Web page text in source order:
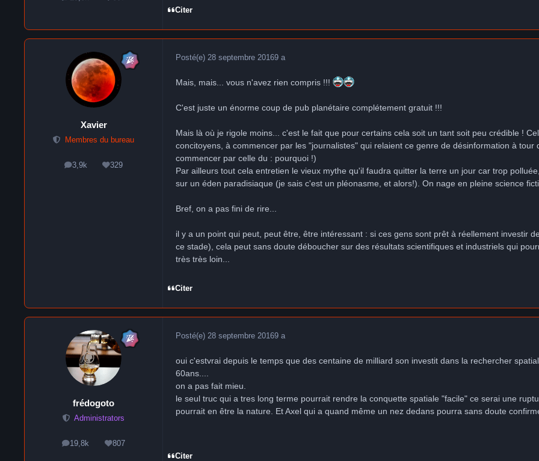
Citer
Xavier
Membres du bureau
3,9k
messages329
Réputation
Posté(e) 28 septembre 20169 a
Mais, mais... vous n'avez rien compris !!!
C'est juste un énorme coup de pub planétaire complétement gratuit !!!
Mais là où je rigole moins... c'est le fait que pour certains cela soit un tant soit peu crédible !
concitoyens, à commencer par les "journalistes" qui relaient ce genre de désinformation à
commencer par celle du : pourquoi !)
Par ailleurs tout cela entretien le vieux mythe qu'il faudra quitter la terre un jour car trop
sur un éden paradisiaque (je sais c'est un pléonasme, et alors!). On nage en pleine science
Bref, on a pas fini de rire...
il y a un point qui peut, peut être, être intéressant : si ces gens sont prêt à réellement investir
ce stade), cela peut sans doute déboucher sur des résultats scientifiques et industriels qui
très très loin...
Citer
frédogoto
Administrators
19,8k
messages807
Réputation
Posté(e) 28 septembre 20169 a
oui c'estvrai depuis le temps que des centaine de milliard son investit dans la rechercher
60ans....
on a pas fait mieu.
le seul truc qui a tres long terme pourrait rendre la conquette spatiale "facile" ce serai une
pourrait en être la nature. Et Axel qui a quand même un nez dedans pourra sans doute
Citer